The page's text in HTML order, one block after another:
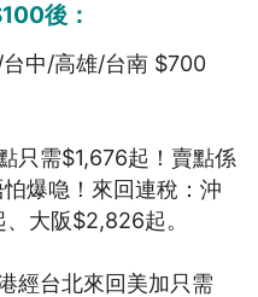
後：
中/高雄/台南 $700
只需$1,676起！賣點係
爆喼！來回連稅：沖
大阪$2,826起。
經台北來回美加只需